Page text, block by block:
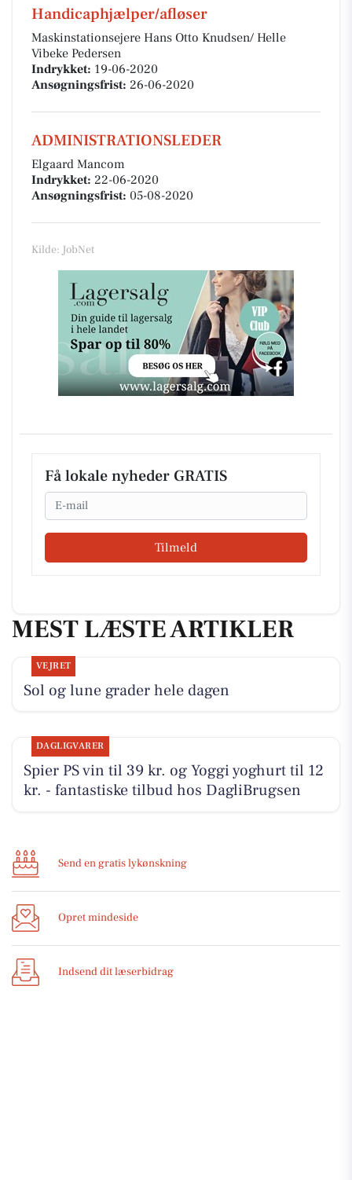
Handicaphjælper/afløser
Maskinstationsejere Hans Otto Knudsen/ Helle
Vibeke Pedersen
Indrykket: 19-06-2020
Ansøgningsfrist: 26-06-2020
ADMINISTRATIONSLEDER
Elgaard Mancom
Indrykket: 22-06-2020
Ansøgningsfrist: 05-08-2020
Kilde: JobNet
Få lokale nyheder GRATIS
Email
Tilmeld
MEST LÆSTE ARTIKLER
VEJRET
Sol og lune grader hele dagen
DAGLIGVARER
Spier PS vin til 39 kr. og Yoggi yoghurt til 12
kr. - fantastiske tilbud hos DagliBrugsen
Send en gratis lykønskning
Opret mindeside
Indsend dit læserbidrag